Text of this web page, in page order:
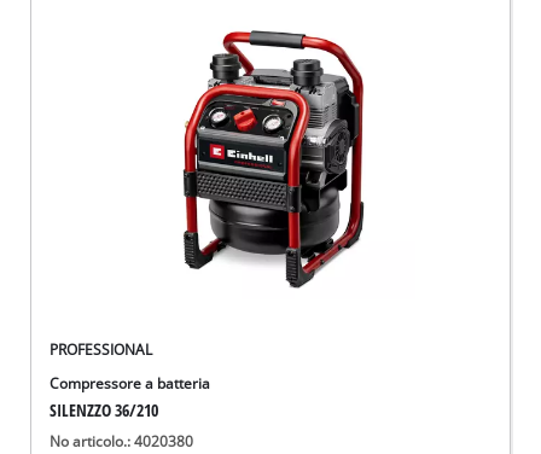
PROFESSIONAL
Compressore a batteria
SILENZZO 36/210
No articolo.: 4020380